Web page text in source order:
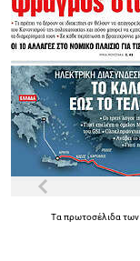
Τα πρωτοσέλιδα των